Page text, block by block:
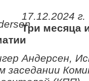
17.12.2024 г.
Три месяца
Андерсен,
заседании